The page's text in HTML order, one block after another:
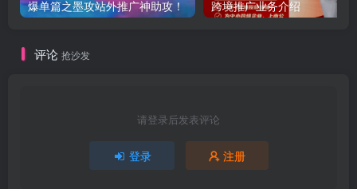
爆单篇之墨攻站外推广神助攻！ 跨境推广业务介绍
评论 抢沙发
请登录后发表评论
登录 注册